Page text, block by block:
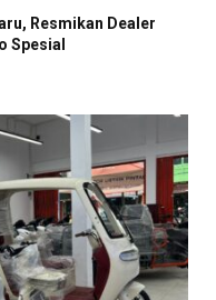
Resmikan Dealer
Spesial